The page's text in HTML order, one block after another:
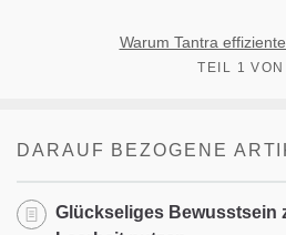
Warum Tantra
TEIL 1 VON
DARAUF BEZOGENE
Glückseliges Bewusstsein